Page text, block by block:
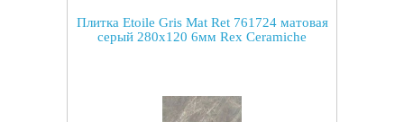
Плитка Etoile Gris Mat Ret 761724 матовая
серый 280x120 6мм Rex Ceramiche